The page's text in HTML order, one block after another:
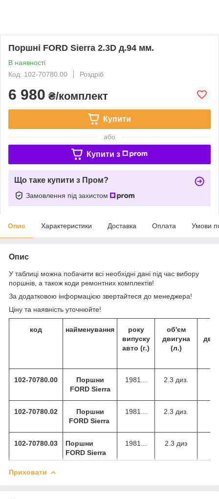
Поршні FORD Sierra 2.3D д.94 мм.
В наявності
Код: 102-70780.00
Роздріб
6 980 ₴/комплект
Купити
або
Купити з
Що таке купити з Пром?
Замовлення під захистом
Опис Характеристики Доставка Оплата Умови
Опис
У таблиці можна побачити всі необхідні дані під час вибору
поршнів, а також коди ремонтних комплектів!
За додатковою інформацією звертайтеся до менеджера!
Ціну та наявність уточнюйте!
код найменування
року
випуску
авто (г.)
об'єм
двигуна
(л.)
102-70780.00
Поршни
FORD Sierra
1981... 2.3 диз.
102-70780.02
Поршни
FORD Sierra
1981... 2.3 диз.
102-70780.03
Поршни
FORD Sierra
1981... 2.3 диз
Приховати